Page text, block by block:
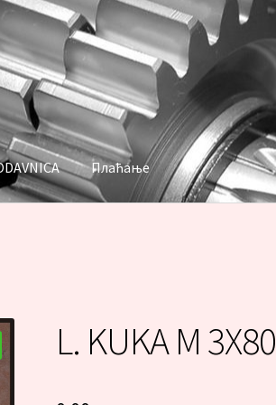
Плаћање
L. KUKA M 3X80